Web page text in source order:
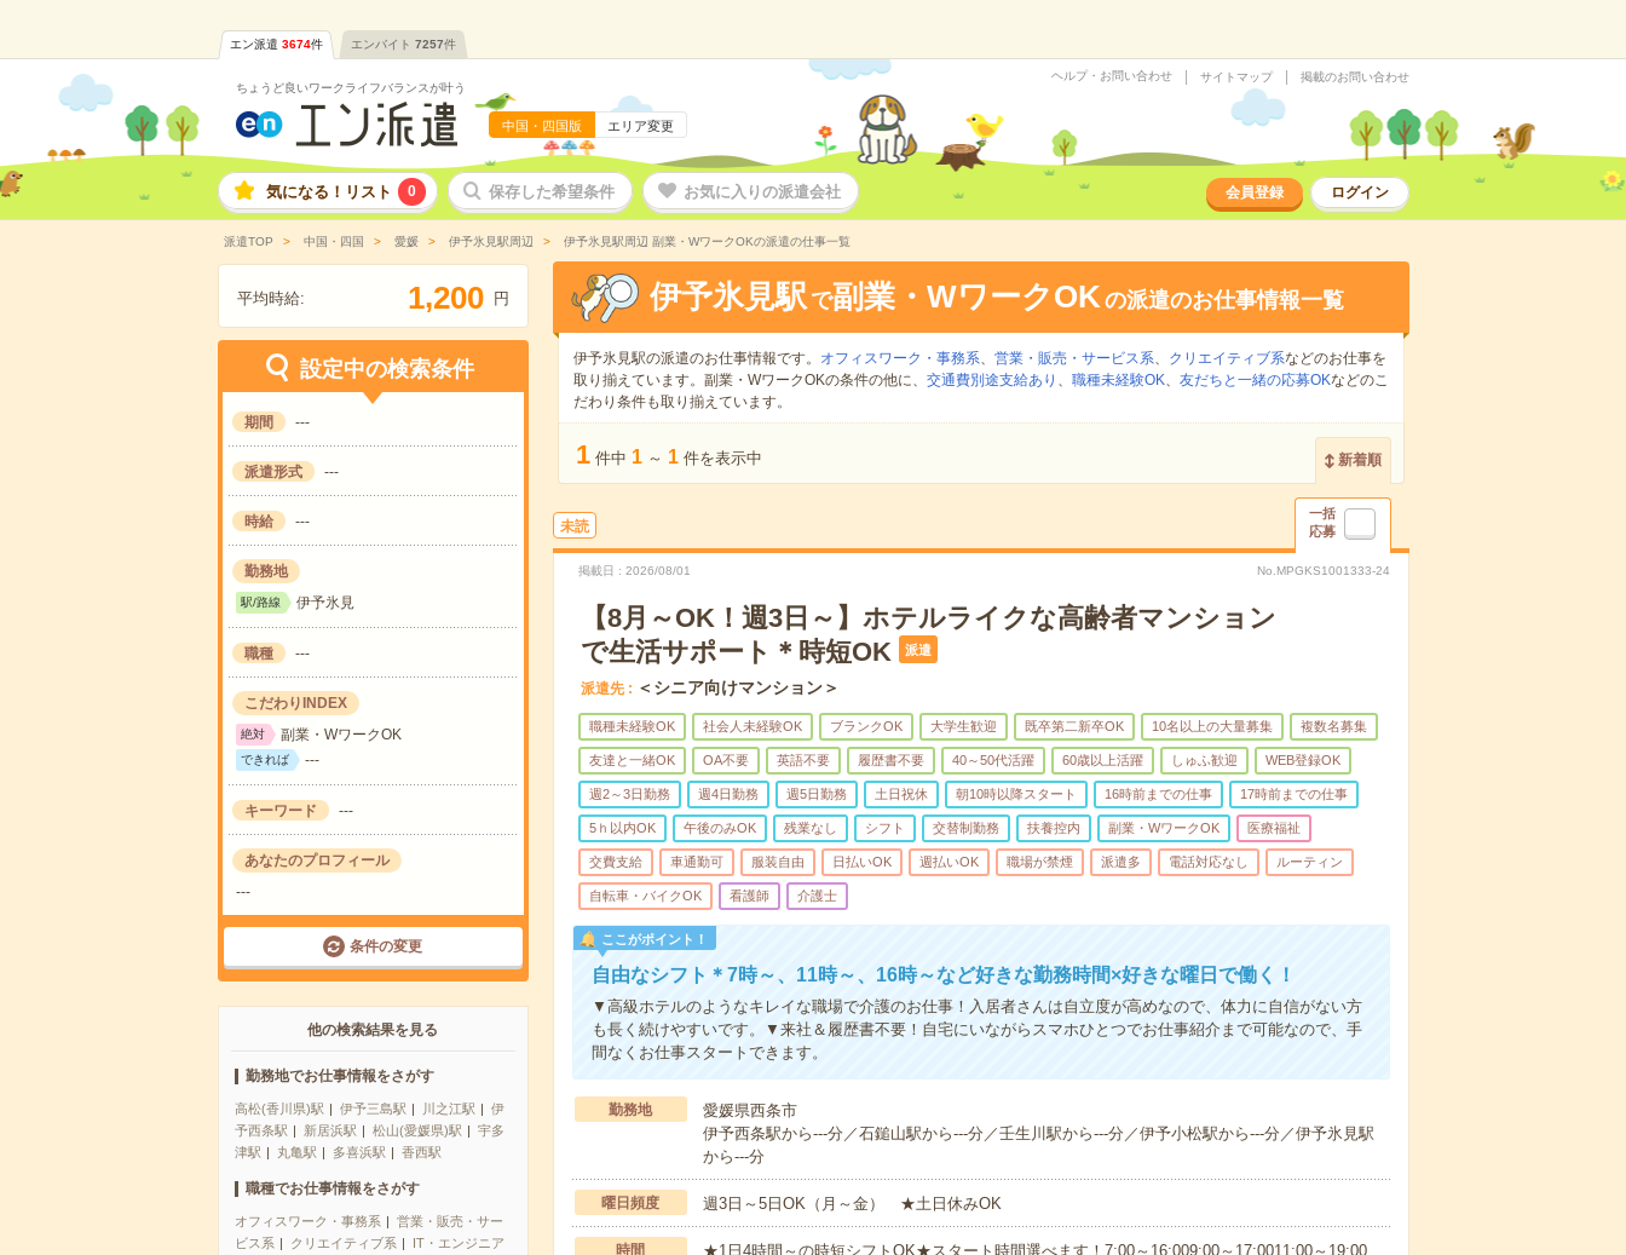
エン派遣 3674件 エンバイト 7257件
ちょうど良いワークライフバランスが叶う
中国・四国版 エリア変更
ヘルプ・お問い合わせ サイトマップ 掲載のお問い合わせ
気になる！リスト 0 保存した希望条件 お気に入りの派遣会社 会員登録 ログイン
派遣TOP 中国・四国 愛媛 伊予氷見駅周辺 伊予氷見駅周辺 副業・WワークOKの派遣の仕事一覧
平均時給: 1,200 円
設定中の検索条件
期間 ---
派遣形式 ---
時給 ---
勤務地
駅/路線 伊予氷見
職種 ---
こだわりINDEX
絶対 副業・WワークOK
できれば ---
キーワード ---
あなたのプロフィール
---
条件の変更
他の検索結果を見る
勤務地でお仕事情報をさがす
高松(香川県)駅 伊予三島駅 川之江駅
伊
予西条駅
新居浜駅 松山(愛媛県)駅
宇多
津駅
丸亀駅 多喜浜駅 香西駅
職種でお仕事情報をさがす
オフィスワーク・事務系
営業・販売・サー
ビス系
クリエイティブ系
IT・エンジニア
伊予氷見駅 で副業・WワークOKの派遣のお仕事情報一覧
伊予氷見駅の派遣のお仕事情報です。 オフィスワーク・事務系、 営業・販売・サービス系、 クリエイティブ系などのお仕事を
取り揃えています。副業・WワークOKの条件の他に、 交通費別途支給あり 、 職種未経験OK、 友だちと一緒の応募OKなどのこ
だわり条件も取り揃えています。
1 件中 1 ～ 1 件を表示中 新着順
未読
一括
応募
掲載日 2026/08/01 No.MPGKS1001333-24
【8月～OK！週3日～】ホテルライクな高齢者マンション
で生活サポート＊時短OK
派遣
派遣先 ＜シニア向けマンション＞
職種未経験OK 社会人未経験OK ブランクOK 大学生歓迎 既卒第二新卒OK 10名以上の大量募集 複数名募集
友達と一緒OK OA不要 英語不要 履歴書不要 40～50代活躍 60歳以上活躍 しゅふ歓迎 WEB登録OK
週2～3日勤務 週4日勤務 週5日勤務 土日祝休 朝10時以降スタート 16時前までの仕事 17時前までの仕事
5ｈ以内OK 午後のみOK 残業なし シフト 交替制勤務 扶養控内 副業・WワークOK 医療福祉
交費支給 車通勤可 服装自由 日払いOK 週払いOK 職場が禁煙 派遣多 電話対応なし ルーティン
自転車・バイクOK 看護師 介護士
ここがポイント！
自由なシフト＊7時～、11時～、16時～など好きな勤務時間×好きな曜日で働く！
▼高級ホテルのようなキレイな職場で介護のお仕事！入居者さんは自立度が高めなので、体力に自信がない方
も長く続けやすいです。▼来社＆履歴書不要！自宅にいながらスマホひとつでお仕事紹介まで可能なので、手
間なくお仕事スタートできます。
勤務地
愛媛県西条市
伊予西条駅から---分／石鎚山駅から---分／壬生川駅から---分／伊予小松駅から---分／伊予氷見駅
から---分
曜日頻度 週3日～5日OK（月～金） ★土日休みOK
時間
★1日4時間～の時短シフトOK★スタート時間選べます！7:00～16:009:00～17:0011:00～19:00